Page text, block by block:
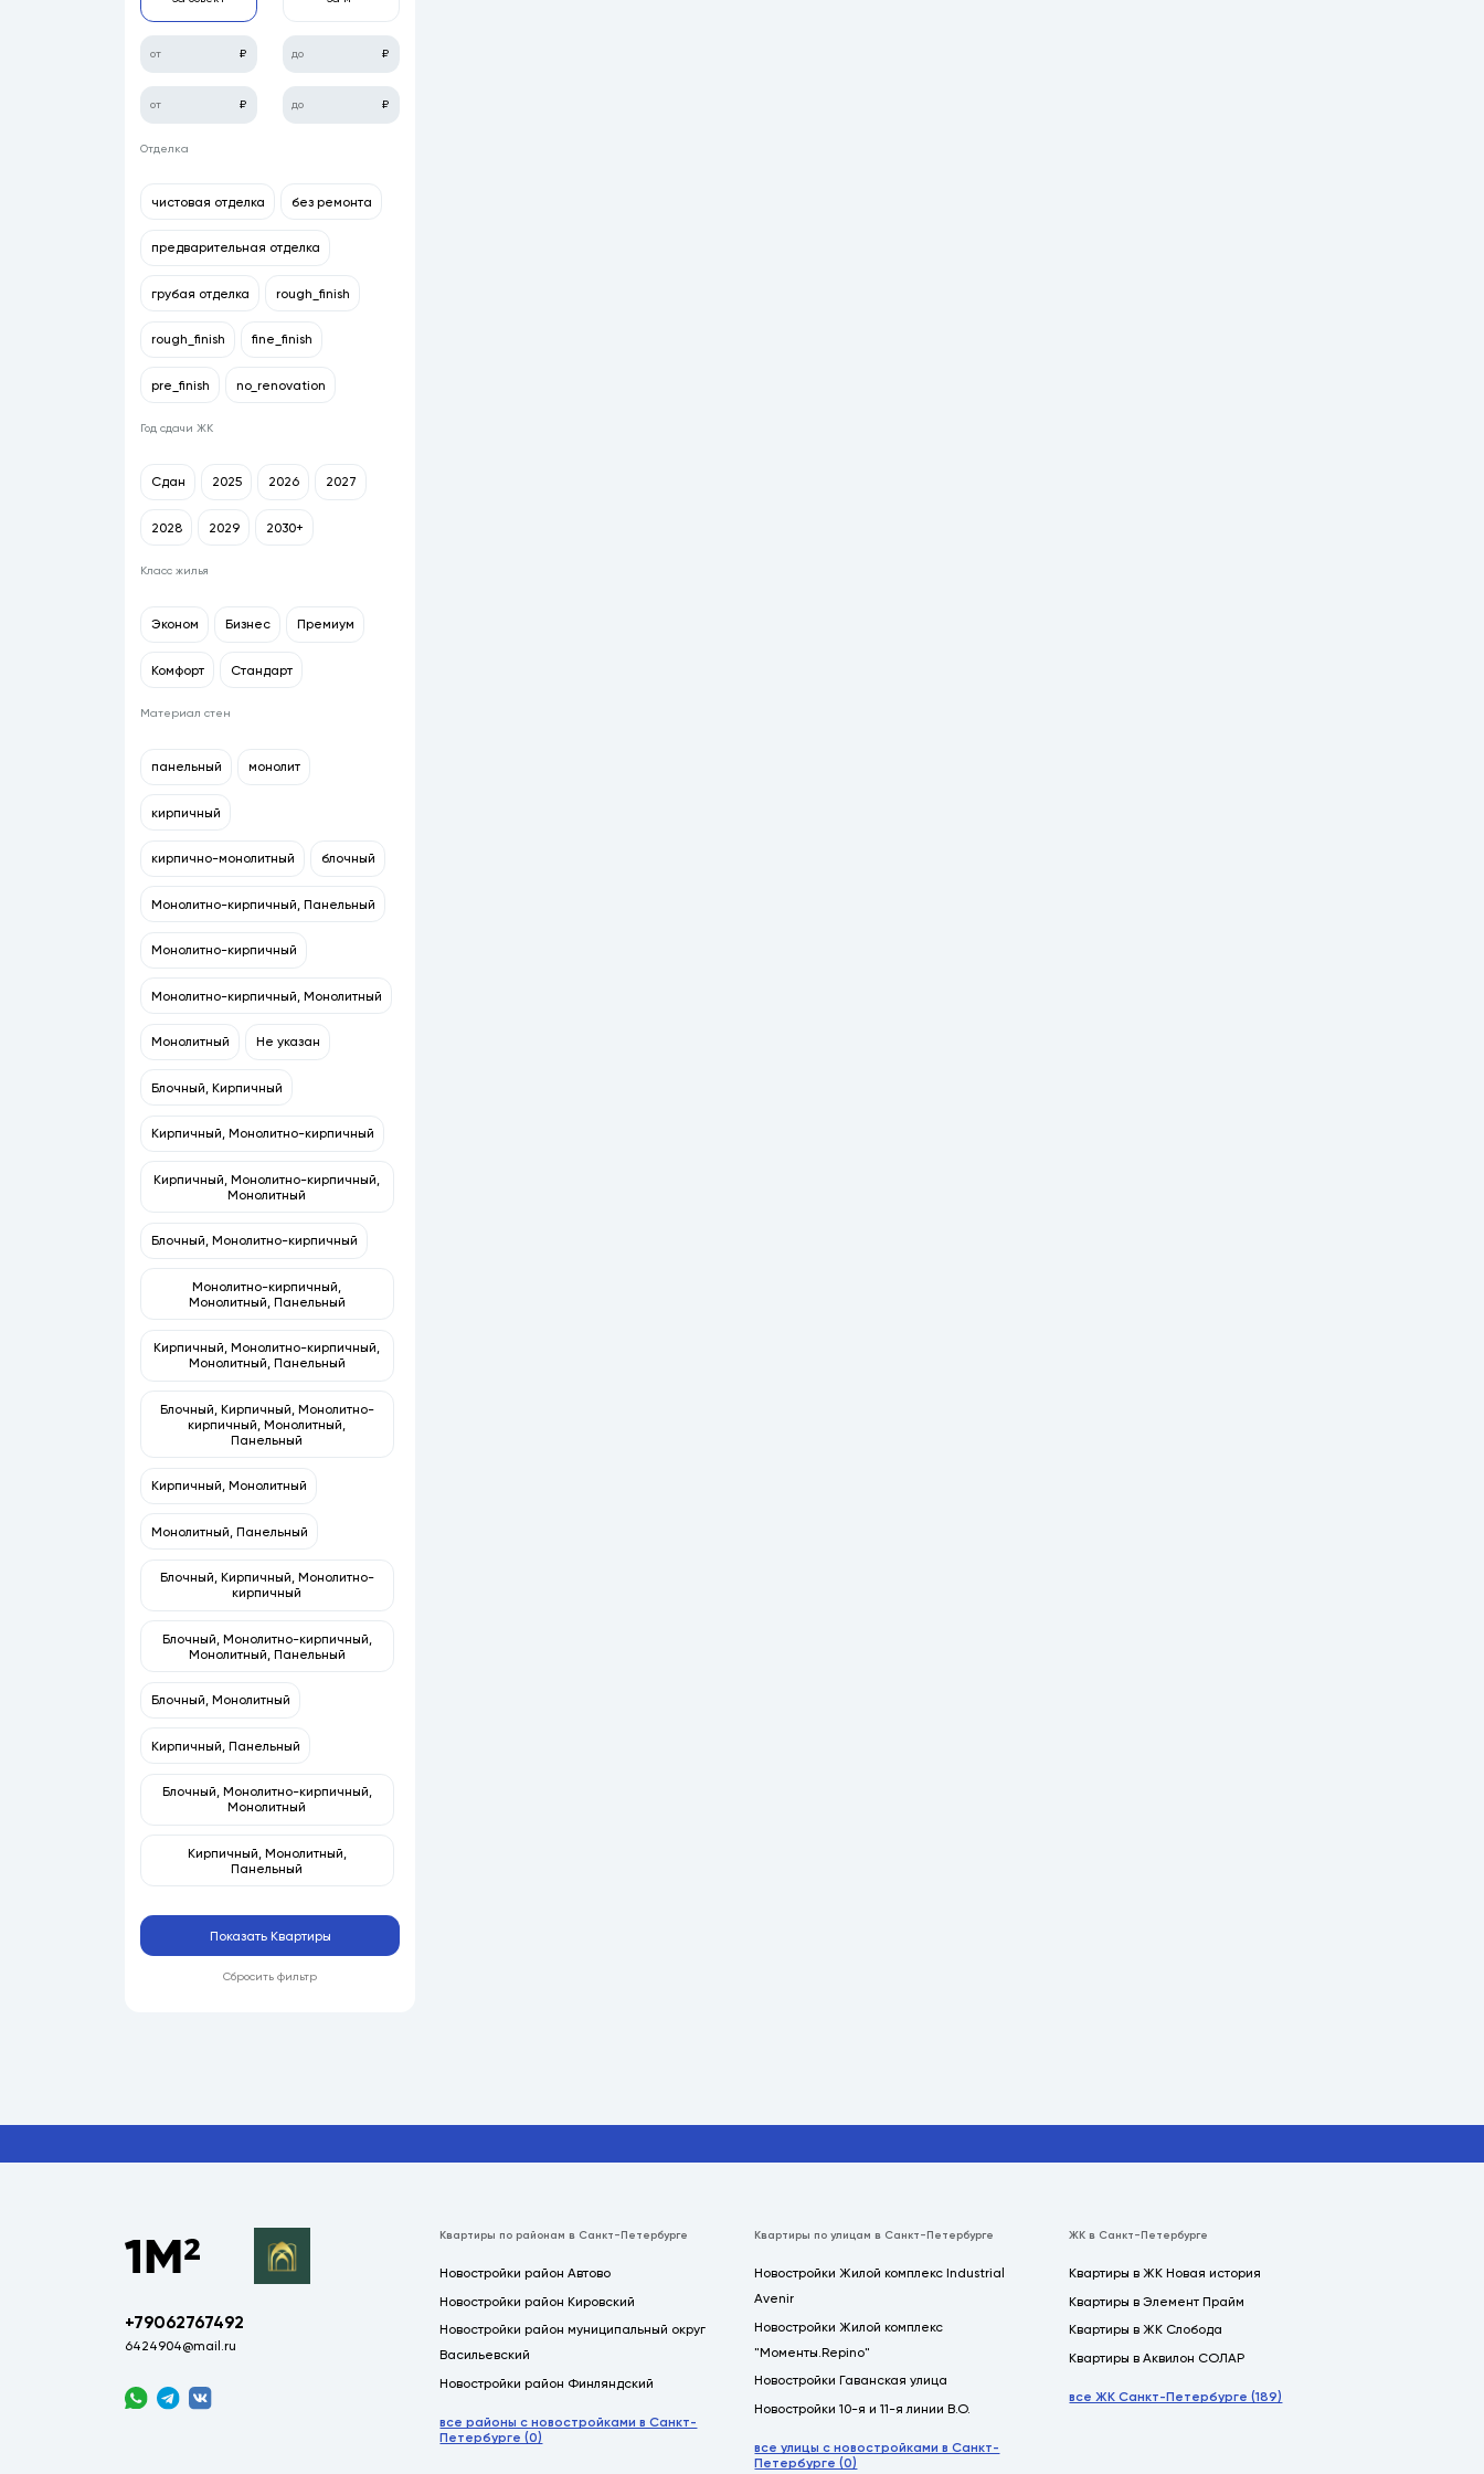
Отделка
чистовая отделка без ремонта
предварительная отделка
грубая отделка rough_finish
rough_finish fine_finish
pre_finish no_renovation
Год сдачи ЖК
Сдан 2025 2026 2027
2028 2029 2030+
Класс жилья
Эконом Бизнес Премиум
Комфорт Стандарт
Материал стен
панельный монолит
кирпичный
кирпично-монолитный блочный
Монолитно-кирпичный, Панельный
Монолитно-кирпичный
Монолитно-кирпичный, Монолитный
Монолитный Не указан
Блочный, Кирпичный
Кирпичный, Монолитно-кирпичный
Кирпичный, Монолитно-кирпичный,
Монолитный
Блочный, Монолитно-кирпичный
Монолитно-кирпичный,
Монолитный, Панельный
Кирпичный, Монолитно-кирпичный,
Монолитный, Панельный
Блочный, Кирпичный, Монолитно-
кирпичный, Монолитный,
Панельный
Кирпичный, Монолитный
Монолитный, Панельный
Блочный, Кирпичный, Монолитно-
кирпичный
Блочный, Монолитно-кирпичный,
Монолитный, Панельный
Блочный, Монолитный
Кирпичный, Панельный
Блочный, Монолитно-кирпичный,
Монолитный
Кирпичный, Монолитный,
Панельный
Показать Квартиры
Сбросить фильтр
+79062767492
6424904@mail.ru
Квартиры по районам в Санкт-Петербурге
Новостройки район Автово
Новостройки район Кировский
Новостройки район муниципальный округ
Васильевский
Новостройки район Финляндский
все районы с новостройками в Санкт-
Петербурге (0)
Квартиры по улицам в Санкт-Петербурге
Новостройки Жилой комплекс Industrial
Avenir
Новостройки Жилой комплекс
"Моменты.Repino"
Новостройки Гаванская улица
Новостройки 10-я и 11-я линии В.О.
все улицы с новостройками в Санкт-
Петербурге (0)
ЖК в Санкт-Петербурге
Квартиры в ЖК Новая история
Квартиры в Элемент Прайм
Квартиры в ЖК Слобода
Квартиры в Аквилон СОЛАР
все ЖК Санкт-Петербурге (189)